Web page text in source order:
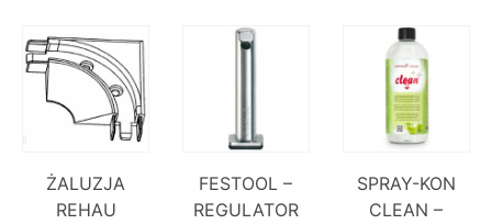
ŻALUZJA
REHAU
FESTOOL –
REGULATOR
SPRAY-KON
CLEAN –